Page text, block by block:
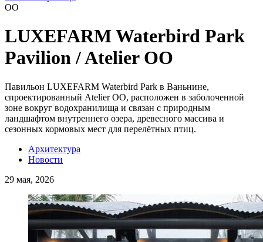
OO
LUXEFARM Waterbird Park
Pavilion / Atelier OO
Павильон LUXEFARM Waterbird Park в Ваньнине,
спроектированный Atelier OO, расположен в заболоченной
зоне вокруг водохранилища и связан с природным
ландшафтом внутреннего озера, древесного массива и
сезонных кормовых мест для перелётных птиц.
Архитектура
Новости
29 мая, 2026